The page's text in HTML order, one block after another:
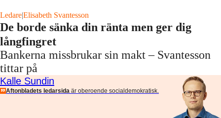
Ledare|Elisabeth Svantesson
De borde sänka din ränta men ger dig
långfingret
Bankerna missbrukar sin makt – Svantesson
tittar på
Kalle Sundin
Aftonbladets ledarsida är oberoende socialdemokratisk.